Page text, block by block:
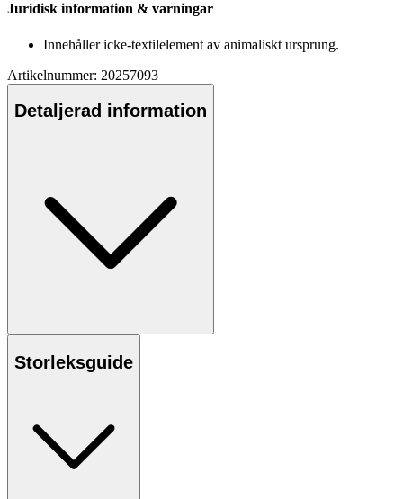
Juridisk information & varningar
Innehåller icke-textilelement av animaliskt ursprung.
Artikelnummer: 20257093
Detaljerad information
Storleksguide